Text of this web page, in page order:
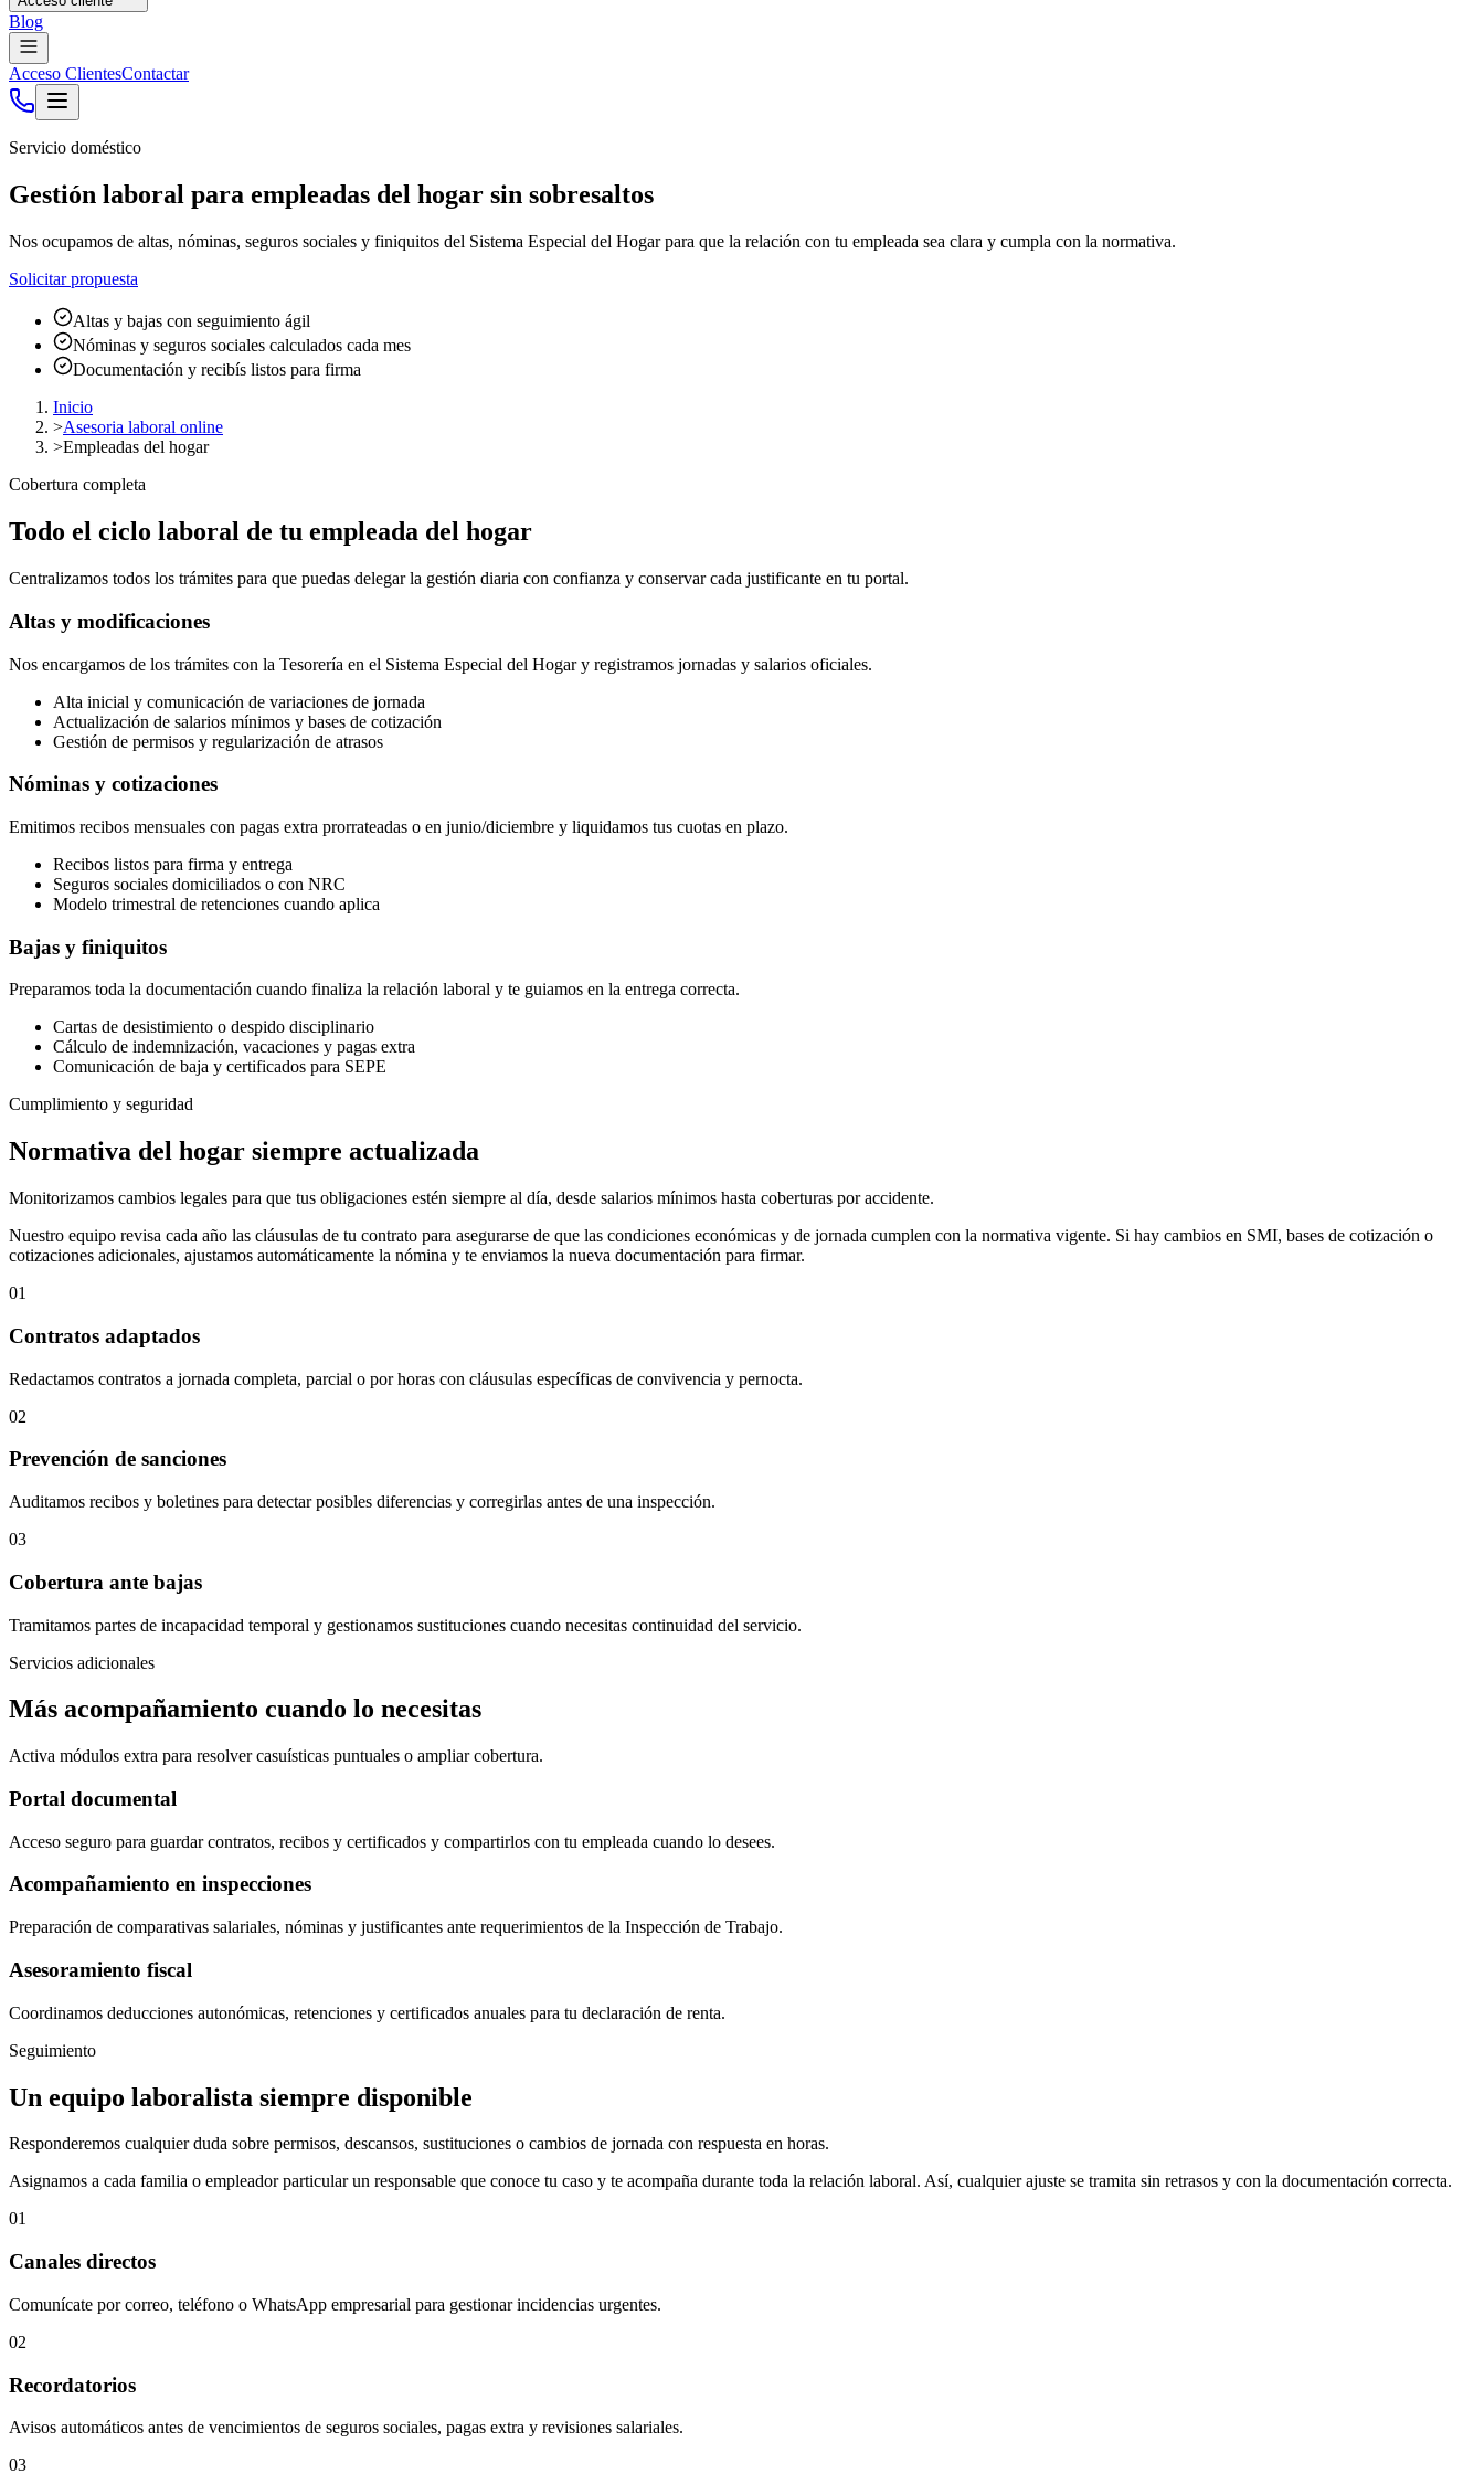
Blog
Acceso ClientesContactar
Servicio doméstico
Gestión laboral para empleadas del hogar sin sobresaltos
Nos ocupamos de altas, nóminas, seguros sociales y finiquitos del Sistema Especial del Hogar para que la relación con tu empleada sea clara y cumpla con la normativa.
Solicitar propuesta
Altas y bajas con seguimiento ágil
Nóminas y seguros sociales calculados cada mes
Documentación y recibís listos para firma
Inicio
>Asesoria laboral online
>Empleadas del hogar
Cobertura completa
Todo el ciclo laboral de tu empleada del hogar
Centralizamos todos los trámites para que puedas delegar la gestión diaria con confianza y conservar cada justificante en tu portal.
Altas y modificaciones
Nos encargamos de los trámites con la Tesorería en el Sistema Especial del Hogar y registramos jornadas y salarios oficiales.
Alta inicial y comunicación de variaciones de jornada
Actualización de salarios mínimos y bases de cotización
Gestión de permisos y regularización de atrasos
Nóminas y cotizaciones
Emitimos recibos mensuales con pagas extra prorrateadas o en junio/diciembre y liquidamos tus cuotas en plazo.
Recibos listos para firma y entrega
Seguros sociales domiciliados o con NRC
Modelo trimestral de retenciones cuando aplica
Bajas y finiquitos
Preparamos toda la documentación cuando finaliza la relación laboral y te guiamos en la entrega correcta.
Cartas de desistimiento o despido disciplinario
Cálculo de indemnización, vacaciones y pagas extra
Comunicación de baja y certificados para SEPE
Cumplimiento y seguridad
Normativa del hogar siempre actualizada
Monitorizamos cambios legales para que tus obligaciones estén siempre al día, desde salarios mínimos hasta coberturas por accidente.
Nuestro equipo revisa cada año las cláusulas de tu contrato para asegurarse de que las condiciones económicas y de jornada cumplen con la normativa vigente. Si hay cambios en SMI, bases de cotización o
cotizaciones adicionales, ajustamos automáticamente la nómina y te enviamos la nueva documentación para firmar.
01
Contratos adaptados
Redactamos contratos a jornada completa, parcial o por horas con cláusulas específicas de convivencia y pernocta.
02
Prevención de sanciones
Auditamos recibos y boletines para detectar posibles diferencias y corregirlas antes de una inspección.
03
Cobertura ante bajas
Tramitamos partes de incapacidad temporal y gestionamos sustituciones cuando necesitas continuidad del servicio.
Servicios adicionales
Más acompañamiento cuando lo necesitas
Activa módulos extra para resolver casuísticas puntuales o ampliar cobertura.
Portal documental
Acceso seguro para guardar contratos, recibos y certificados y compartirlos con tu empleada cuando lo desees.
Acompañamiento en inspecciones
Preparación de comparativas salariales, nóminas y justificantes ante requerimientos de la Inspección de Trabajo.
Asesoramiento fiscal
Coordinamos deducciones autonómicas, retenciones y certificados anuales para tu declaración de renta.
Seguimiento
Un equipo laboralista siempre disponible
Responderemos cualquier duda sobre permisos, descansos, sustituciones o cambios de jornada con respuesta en horas.
Asignamos a cada familia o empleador particular un responsable que conoce tu caso y te acompaña durante toda la relación laboral. Así, cualquier ajuste se tramita sin retrasos y con la documentación correcta.
01
Canales directos
Comunícate por correo, teléfono o WhatsApp empresarial para gestionar incidencias urgentes.
02
Recordatorios
Avisos automáticos antes de vencimientos de seguros sociales, pagas extra y revisiones salariales.
03